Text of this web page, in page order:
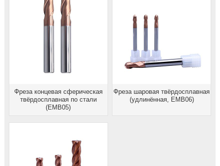
Фреза концевая сферическая
твёрдосплавная по стали
(EMB05)
Фреза шаровая твёрдосплавная
(удлинённая, EMB06)